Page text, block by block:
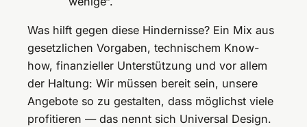
Was hilft gegen diese Hindernisse? Ein Mix aus
gesetzlichen Vorgaben, technischem Know-
how, finanzieller Unterstützung und vor allem
der Haltung: Wir müssen bereit sein, unsere
Angebote so zu gestalten, dass möglichst viele
profitieren — das nennt sich Universal Design.